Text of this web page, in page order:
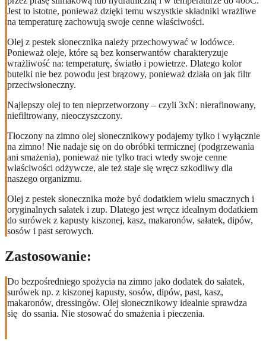
Jest to istotne, ponieważ dzięki temu wszystkie składniki wrażliwe
na temperaturę zachowują swoje cenne właściwości.
Olej z pestek słonecznika należy przechowywać w lodówce.
Ponieważ oleje, które są bez konserwantów charakteryzuje
wrażliwość na: temperaturę, światło i powietrze. Dlatego kolor
butelki nie bez powodu jest brązowy, ponieważ działa on jak filtr
przeciwsłoneczny.
Najlepszy olej to ten nieprzetworzony – czyli 3xN: nierafinowany,
niefiltrowany, nieoczyszczony.
Tłoczony na zimno olej słonecznikowy podajemy tylko i wyłącznie
na zimno! Nie nadaje się on do obróbki termicznej (podgrzewania
ani smażenia), ponieważ nie tylko traci wtedy swoje cenne
właściwości odżywcze, ale też staje się wręcz szkodliwy dla
naszego organizmu.
Olej z pestek słonecznika może być dodatkiem wielu smacznych i
oryginalnych sałatek i zup. Dlatego jest wręcz idealnym dodatkiem
do surówek z kapusty kiszonej, kasz, makaronów, sałatek, dipów,
sosów i past serowych.
Zastosowanie:
Do bezpośredniego spożycia na zimno jako dodatek do sałatek,
surówek np. z kiszonej kapusty, sosów, dipów, past, kasz,
makaronów, dressingów. Olej słonecznikowy idealnie sprawdza
się do ssania. Nie stosować do smażenia i pieczenia.